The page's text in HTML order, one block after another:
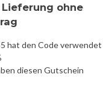
ohne
hat den Code verwendet
diesen Gutschein